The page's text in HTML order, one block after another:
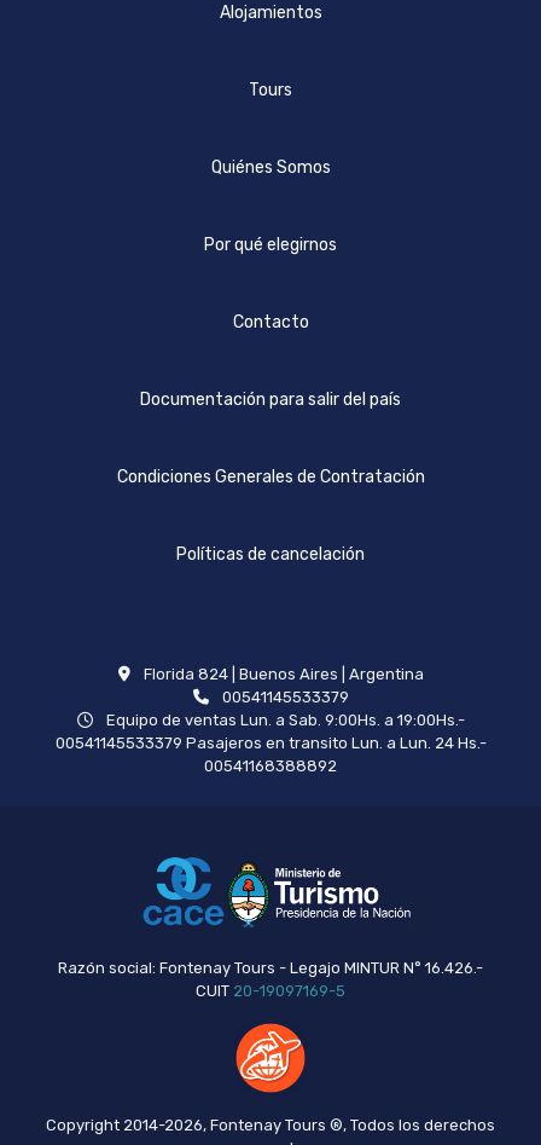
Alojamientos
Tours
Quiénes Somos
Por qué elegirnos
Contacto
Documentación para salir del país
Condiciones Generales de Contratación
Políticas de cancelación
Florida 824 | Buenos Aires | Argentina
00541145533379
Equipo de ventas Lun. a Sab. 9:00Hs. a 19:00Hs.-
00541145533379 Pasajeros en transito Lun. a Lun. 24 Hs.-
00541168388892
Razón social: Fontenay Tours - Legajo MINTUR N° 16.426.-
CUIT 20-19097169-5
Copyright 2014-2026, Fontenay Tours ®, Todos los derechos